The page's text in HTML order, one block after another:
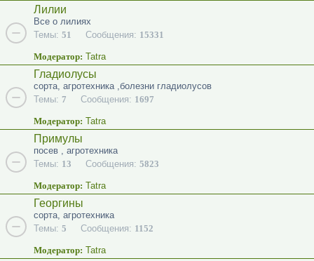
Лилии
Все о лилиях
Темы: 51 Сообщения: 15331
Модератор: Tatra
Гладиолусы
сорта, агротехника ,болезни гладиолусов
Темы: 7 Сообщения: 1697
Модератор: Tatra
Примулы
посев , агротехника
Темы: 13 Сообщения: 5823
Модератор: Tatra
Георгины
сорта, агротехника
Темы: 5 Сообщения: 1152
Модератор: Tatra